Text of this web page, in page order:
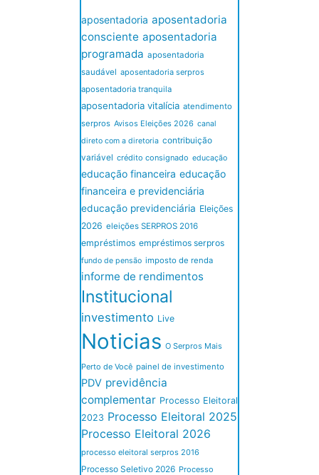
aposentadoria aposentadoria
consciente aposentadoria
programada aposentadoria
saudável aposentadoria serpros
aposentadoria tranquila
aposentadoria vitalícia atendimento
serpros Avisos Eleições 2026 canal
direto com a diretoria contribuição
variável crédito consignado educação
educação financeira educação
financeira e previdenciária
educação previdenciária Eleições
2026 eleições SERPROS 2016
empréstimos empréstimos serpros
fundo de pensão imposto de renda
informe de rendimentos
Institucional
investimento Live
Noticias O Serpros Mais
Perto de Você painel de investimento
PDV previdência
complementar Processo Eleitoral
2023 Processo Eleitoral 2025
Processo Eleitoral 2026
processo eleitoral serpros 2016
Processo Seletivo 2026 Processo